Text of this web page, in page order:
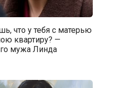
что у тебя с матерью
квартиру? —
мужа Линда